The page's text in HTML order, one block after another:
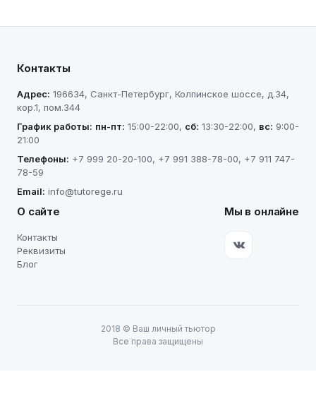
Контакты
Адрес: 196634, Санкт-Петербург, Колпинское шоссе, д.34,
кор.1, пом.344
График работы: пн-пт: 15:00-22:00, сб: 13:30-22:00, вс: 9:00-
21:00
Телефоны: +7 999 20-20-100, +7 991 388-78-00, +7 911 747-
78-59
Email: info@tutorege.ru
О сайте
Контакты
Реквизиты
Блог
Мы в онлайне
2018 © Ваш личный тьютор
Все права защищены